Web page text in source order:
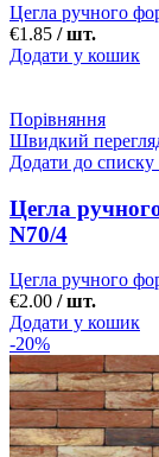
Цегла ручного
€1.85 / шт.
Додати у кошик
Порівняння
Швидкий
Додати до
Цегла
N70/4
Цегла ручного
€2.00 / шт.
Додати у кошик
-20%